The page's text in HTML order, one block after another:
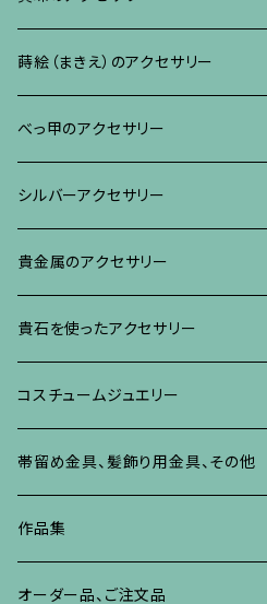
リング
ブレスレット・バングル、その他
ネックレス、ペンダント
ブレスレット、その他
イヤリング・ピアス
ネックレス、ペンダント
リング
ブレスレット、その他
ブローチ
イヤリング・ピアス
ネックレス、ペンダント
リング
ブレスレット、その他
蒔絵（まきえ）のアクセサリー
べっ甲に蒔絵のアクセサリー
ブローチ
イヤリング・ピアス
真珠に蒔絵のアクセサリー
ブローチ
イヤリング、ピアス
水晶に蒔絵のアクセサリー
ブローチ
イヤリング、ピアス
朴の木やポプラに蒔絵のアクセサリー
ブローチ
イヤリング・ピアス
その他の蒔絵のアクセサリー
べっ甲のアクセサリー
ブローチ
イヤリング、ピアス
ネックレス、ペンダント
リング
ブレスレット、バングル、その他
シルバーアクセサリー
ブローチ
イヤリング、ピアス
ネックレス、ペンダント
リング
ブレスレット、バングル、その他
貴金属のアクセサリー
ブローチ
イヤリング、ピアス
ネックレス、ペンダント
ブレスレット、その他
リング
貴石を使ったアクセサリー
ブローチ
イヤリング、ピアス
ネックレス、ペンダント
リング
コスチュームジュエリー
ブローチ
イヤリング、ピアス
ネックレス、ペンダント
帯留め金具、髪飾り用金具、その他
作品集
オーダー品、ご注文品